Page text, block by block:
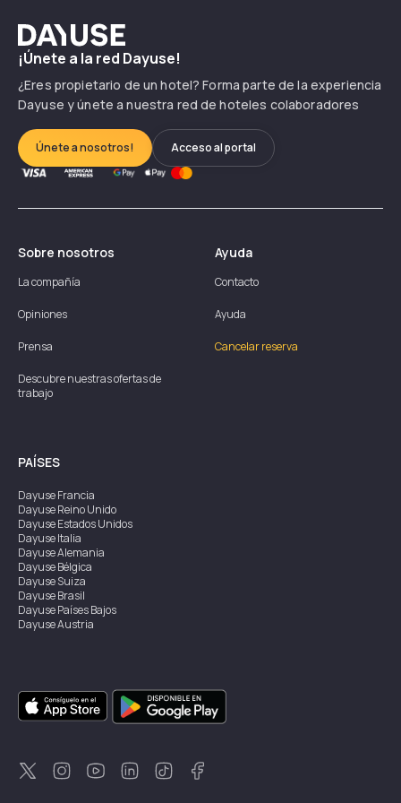
Dayuse
¡Únete a la red Dayuse!
¿Eres propietario de un hotel? Forma parte de la experiencia
Dayuse y únete a nuestra red de hoteles colaboradores
Únete a nosotros! Acceso al portal
Sobre nosotros
La compañía
Opiniones
Prensa
Descubre nuestras ofertas de
trabajo
Ayuda
Contacto
Ayuda
Cancelar reserva
PAÍSES
DayuseFrancia
DayuseReino Unido
DayuseEstados Unidos
DayuseItalia
DayuseAlemania
DayuseBélgica
DayuseSuiza
DayuseBrasil
DayusePaíses Bajos
DayuseAustria
DayuseSingapur
DayuseSuecia
DayuseTailandia
DayuseNueva Zelanda
DayuseTurquía